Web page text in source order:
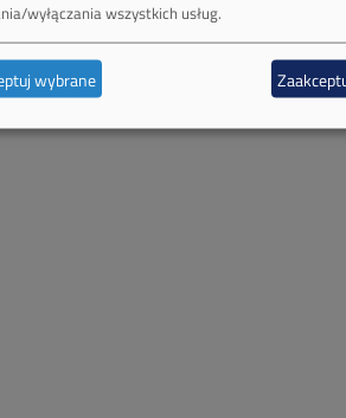
wyłączania wszystkich usług.
wybrane